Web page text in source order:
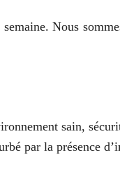
Nous
sain,
par la présence